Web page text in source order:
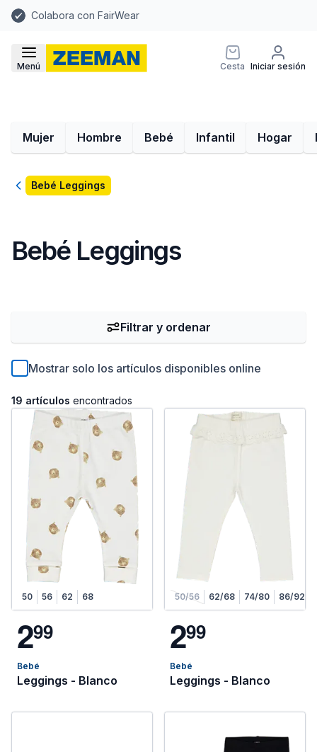
Colabora con FairWear
Menú Cesta Iniciar sesión
Mujer Hombre Bebé Infantil Hogar
VolverBebé Leggings
Bebé Leggings
Mostrar solo los artículos disponibles online
19 artículos encontrados
Filtrar y ordenar
50 56 62 68
299
Bebé
Leggings - Blanco
50/56 62/68 74/80 86/92
299
Bebé
Leggings - Blanco